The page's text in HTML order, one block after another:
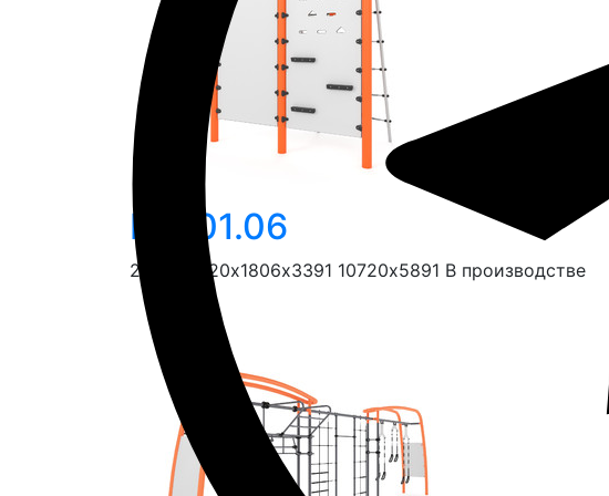
FO-01.06
2540 10720х1806х3391 10720х5891 В производстве